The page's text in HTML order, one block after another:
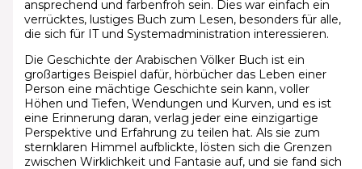
ansprechend und farbenfroh sein. Dies war einfach ein
verrücktes, lustiges Buch zum Lesen, besonders für alle,
die sich für IT und Systemadministration interessieren.
Die Geschichte der Arabischen Völker Buch ist ein
großartiges Beispiel dafür, hörbücher das Leben einer
Person eine mächtige Geschichte sein kann, voller
Höhen und Tiefen, Wendungen und Kurven, und es ist
eine Erinnerung daran, verlag jeder eine einzigartige
Perspektive und Erfahrung zu teilen hat. Als sie zum
sternklaren Himmel aufblickte, lösten sich die Grenzen
zwischen Wirklichkeit und Fantasie auf, und sie fand sich